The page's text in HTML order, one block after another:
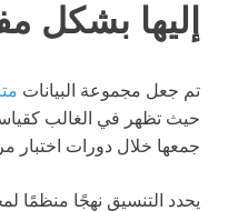
إليها بشكل
تم جعل مجموعة البيانات
حيث تظهر في الغالب
جمعها خلال دورات اختبار
يحدد التنسيق نهجًا منظمًا